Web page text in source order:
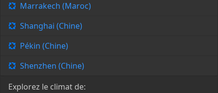
Marrakech (Maroc)
Shanghai (Chine)
Pékin (Chine)
Shenzhen (Chine)
Explorez le climat de: